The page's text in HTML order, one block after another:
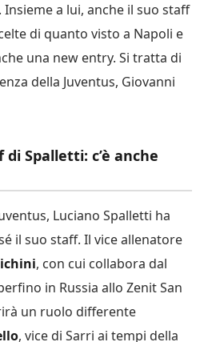
a lui, anche il suo staff
di quanto visto a Napoli e
una new entry. Si tratta di
della Juventus, Giovanni
Spalletti: c’è anche
Luciano Spalletti ha
il suo staff. Il vice allenatore
, con cui collabora dal
in Russia allo Zenit San
un ruolo differente
, vice di Sarri ai tempi della